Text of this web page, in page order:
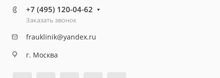
+7 (495) 120-04-62
Заказать звонок
frauklinik@yandex.ru
г. Москва